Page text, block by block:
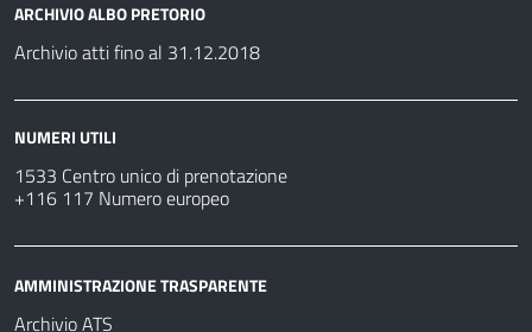
ARCHIVIO ALBO PRETORIO
Archivio atti fino al 31.12.2018
NUMERI UTILI
1533 Centro unico di prenotazione
+116 117 Numero europeo
AMMINISTRAZIONE TRASPARENTE
Archivio ATS